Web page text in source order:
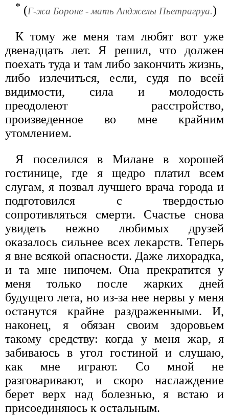
* (Г-жа Бороне - мать Анджелы Пьетрагруа.)
К тому же меня там любят вот уже
двенадцать лет. Я решил, что должен
поехать туда и там либо закончить жизнь,
либо излечиться, если, судя по всей
видимости, сила и молодость
преодолеют расстройство,
произведенное во мне крайним
утомлением.
Я поселился в Милане в хорошей
гостинице, где я щедро платил всем
слугам, я позвал лучшего врача города и
подготовился с твердостью
сопротивляться смерти. Счастье снова
увидеть нежно любимых друзей
оказалось сильнее всех лекарств. Теперь
я вне всякой опасности. Даже лихорадка,
и та мне нипочем. Она прекратится у
меня только после жарких дней
будущего лета, но из-за нее нервы у меня
останутся крайне раздраженными. И,
наконец, я обязан своим здоровьем
такому средству: когда у меня жар, я
забиваюсь в угол гостиной и слушаю,
как мне играют. Со мной не
разговаривают, и скоро наслаждение
берет верх над болезнью, я встаю и
присоединяюсь к остальным.